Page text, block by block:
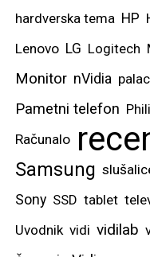
hardverska tema HP
Lenovo LG Logitech
Monitor nVidia
Pametni telefon
Računalo
Samsung
Sony SSD tablet
Uvodnik vidi vidilab